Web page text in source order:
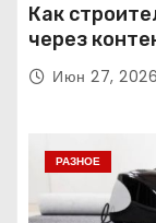
Как
через
Июн 27, 2026
РАЗНОЕ